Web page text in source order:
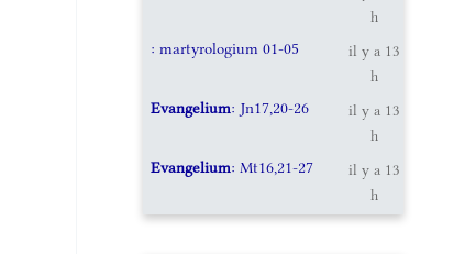
h
: martyrologium 01-05
il y a 13
h
Evangelium: Jn17,20-26
il y a 13
h
Evangelium: Mt16,21-27
il y a 13
h